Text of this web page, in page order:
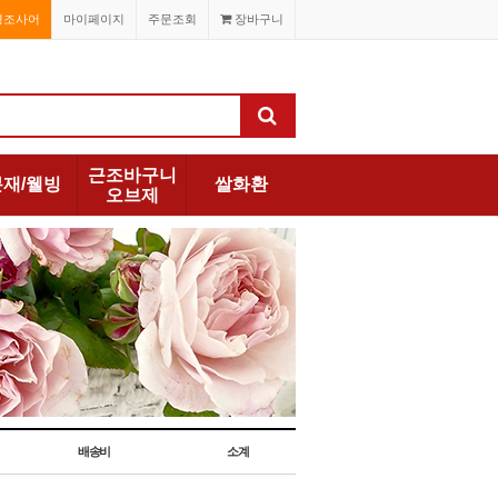
장바구니
주문조회
마이페이지
조사어
/웰빙
근조바구니
오브제
쌀화환
배송비 소계